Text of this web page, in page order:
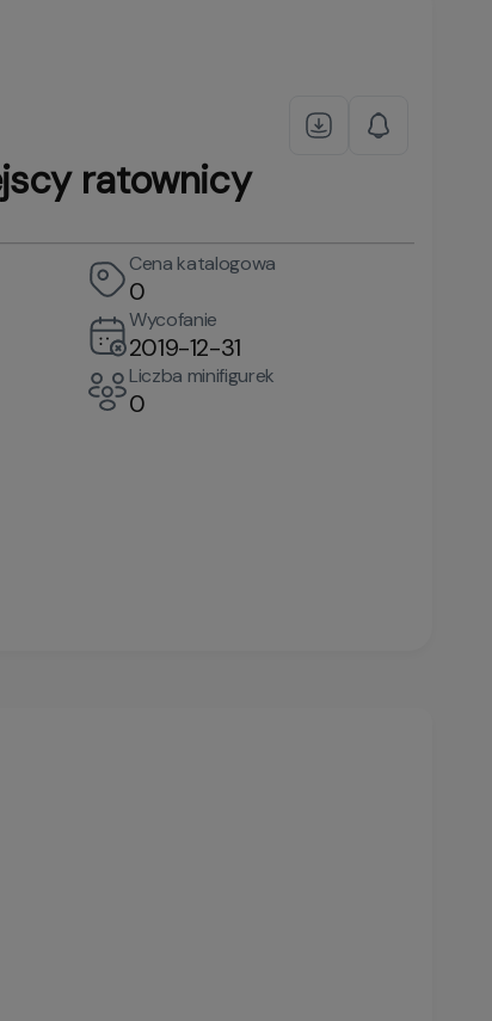
ratownicy
Cena katalogowa
0
Wycofanie
2019-12-31
Liczba minifigurek
0